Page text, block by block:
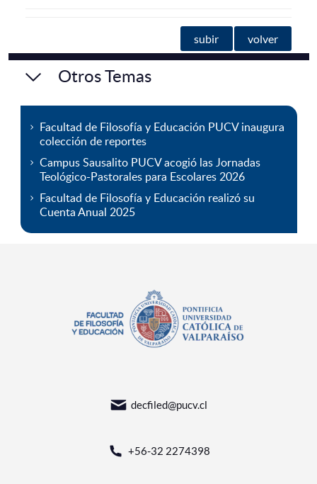
subir volver
Otros Temas
Facultad de Filosofía y Educación PUCV inaugura
colección de reportes
Campus Sausalito PUCV acogió las Jornadas
Teológico-Pastorales para Escolares 2026
Facultad de Filosofía y Educación realizó su
Cuenta Anual 2025
decfiled@pucv.cl
+56-32 2274398